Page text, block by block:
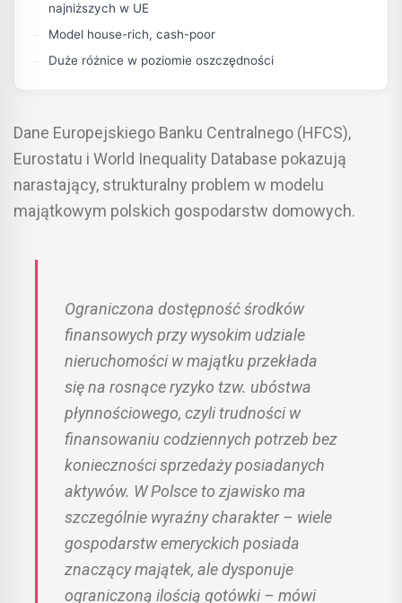
najniższych w UE
Model house-rich, cash-poor
Duże różnice w poziomie oszczędności
Dane Europejskiego Banku Centralnego (HFCS),
Eurostatu i World Inequality Database pokazują
narastający, strukturalny problem w modelu
majątkowym polskich gospodarstw domowych.
Ograniczona dostępność środków
finansowych przy wysokim udziale
nieruchomości w majątku przekłada
się na rosnące ryzyko tzw. ubóstwa
płynnościowego, czyli trudności w
finansowaniu codziennych potrzeb bez
konieczności sprzedaży posiadanych
aktywów. W Polsce to zjawisko ma
szczególnie wyraźny charakter – wiele
gospodarstw emeryckich posiada
znaczący majątek, ale dysponuje
ograniczoną ilością gotówki – mówi